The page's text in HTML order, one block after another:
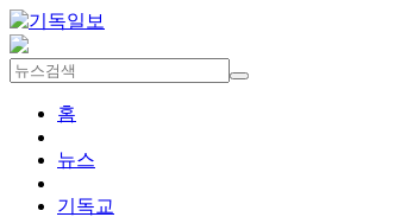
홈
뉴스
기독교